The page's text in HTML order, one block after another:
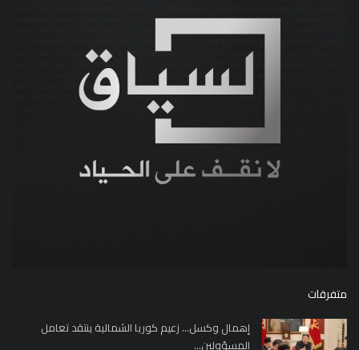
متفرقات
إهمال وكسل... زعيم كوريا الشمالية ينتقد تعامل
المسؤولين...